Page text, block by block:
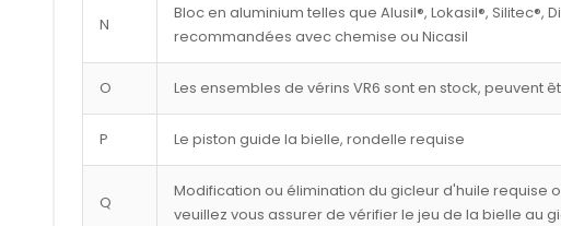
N
Bloc en aluminium telles que Alusil®, Lokasil®, Silitec®,
recommandées avec chemise ou Nicasil
O Les ensembles de vérins VR6 sont en stock, peuvent
P Le piston guide la bielle, rondelle requise
Q
Modification ou élimination du gicleur d'huile requise
veuillez vous assurer de vérifier le jeu de la bielle au